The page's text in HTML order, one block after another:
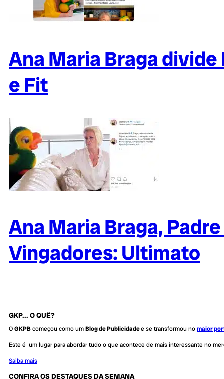
Ana Maria Braga
e Fit
Ana Maria Braga,
Vingadores: Ultimato
GKP... O QUÊ?
OGKPBcomeçou como umBlog de Publicidadee se transformou nomaior
Este é um lugar para abordar tudo o que acontece de mais interessante no
Saiba mais
CONFIRA OS DESTAQUES DA SEMANA